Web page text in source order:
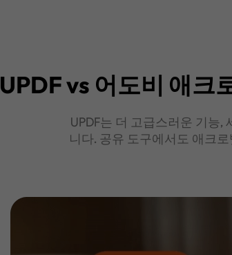
UPDF vs 어도비 애크
UPDF는 더 고급스러운 기능
니다. 공유 도구에서도 애크